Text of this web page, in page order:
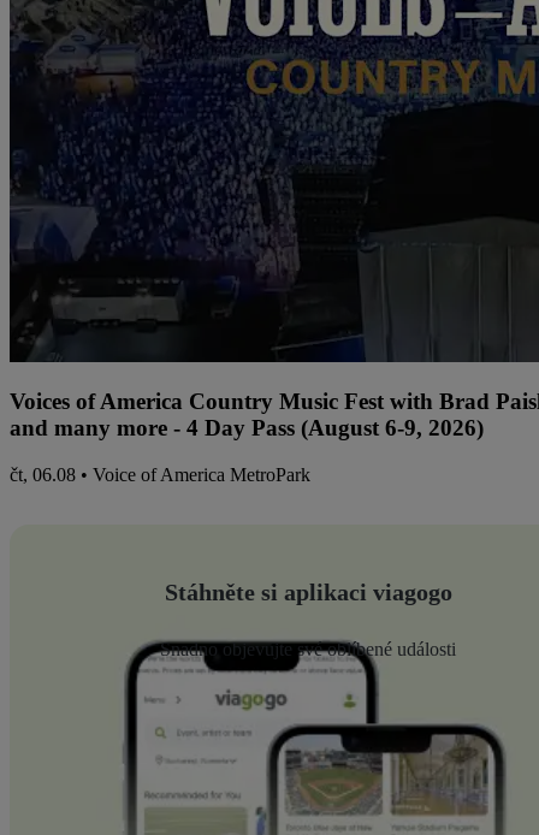
Voices of America Country Music Fest with Brad
and many more - 4 Day Pass (August 6-9, 2026)
čt, 06.08 • Voice of America MetroPark
Stáhněte si aplikaci viagogo
Snadno objevujte své oblíbené události